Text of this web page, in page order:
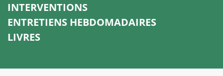
INTERVENTIONS
ENTRETIENS HEBDOMADAIRES
LIVRES